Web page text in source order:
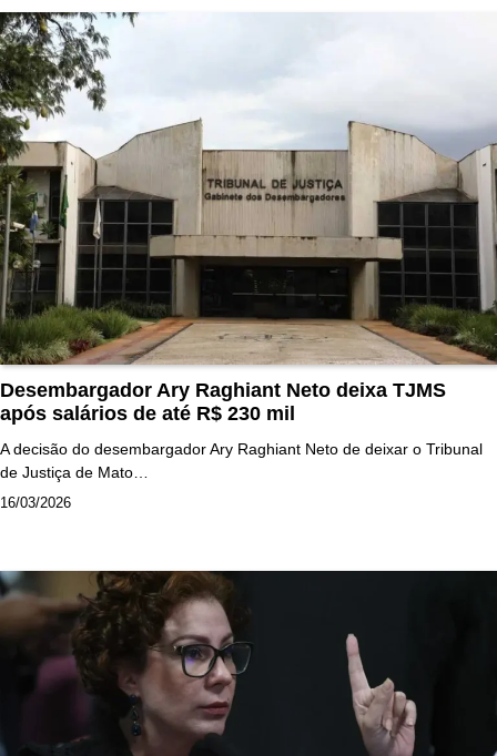
Desembargador Ary Raghiant Neto deixa TJMS
após salários de até R$ 230 mil
A decisão do desembargador Ary Raghiant Neto de deixar o Tribunal
de Justiça de Mato…
16/03/2026